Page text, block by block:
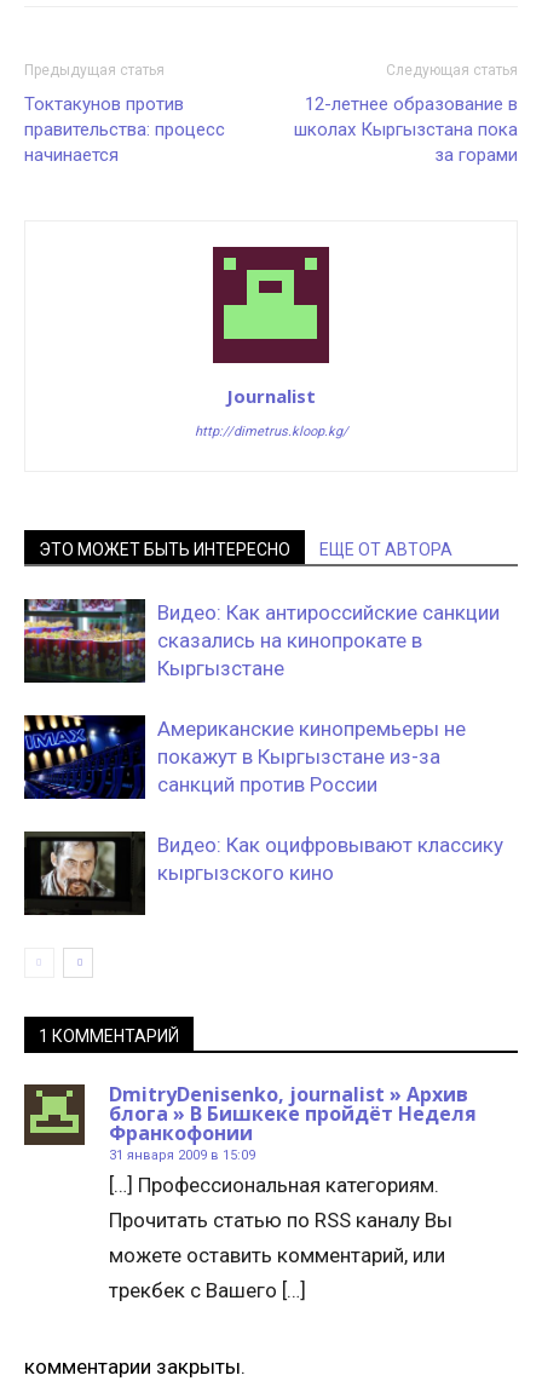
Предыдущая статья
Токтакунов против
правительства: процесс
начинается
Следующая статья
12-летнее образование в
школах Кыргызстана пока
за горами
Journalist
http://dimetrus.kloop.kg/
ЭТО МОЖЕТ БЫТЬ ИНТЕРЕСНО ЕЩЕ ОТ АВТОРА
Видео: Как антироссийские санкции
сказались на кинопрокате в
Кыргызстане
Американские кинопремьеры не
покажут в Кыргызстане из-за
санкций против России
Видео: Как оцифровывают классику
кыргызского кино
1 КОММЕНТАРИЙ
DmitryDenisenko, journalist » Архив
блога » В Бишкеке пройдёт Неделя
Франкофонии
31 января 2009 в 15:09
[…] Профессиональная категориям.
Прочитать статью по RSS каналу Вы
можете оставить комментарий, или
трекбек с Вашего […]
комментарии закрыты.